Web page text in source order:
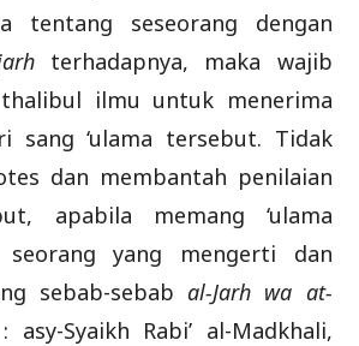
tentang seseorang dengan
terhadapnya, maka wajib
ilmu untuk menerima
sang ‘ulama tersebut. Tidak
dan membantah penilaian
apabila memang ‘ulama
yang mengerti dan
sebab-sebabal-Jarh wa at-
Syaikh Rabi’ al-Madkhali,